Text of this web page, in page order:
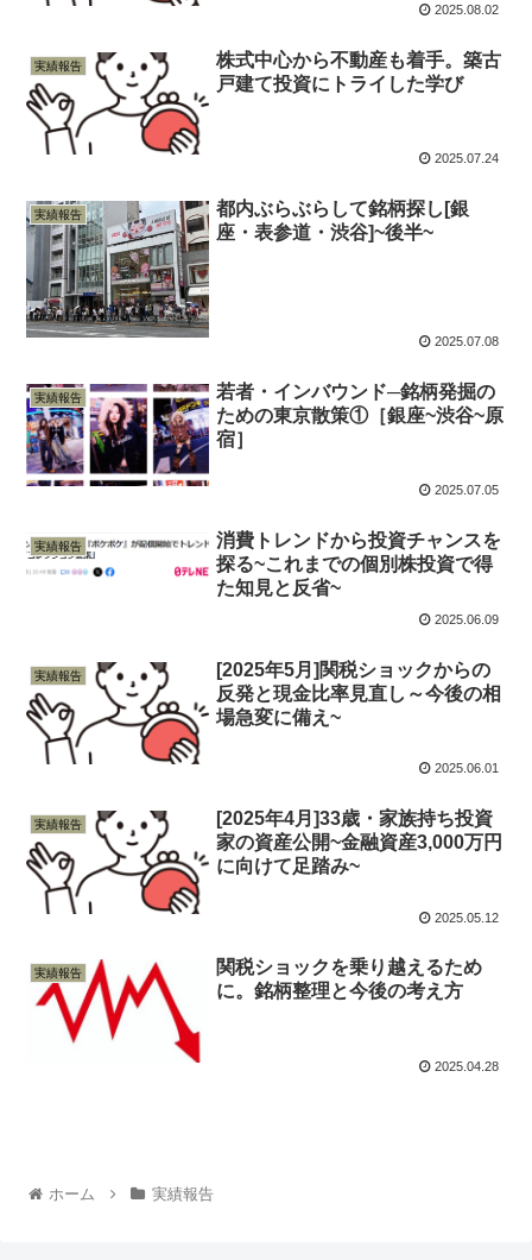
2025.08.02
実績報告
株式中心から不動産も着手。築古
戸建て投資にトライした学び
2025.07.24
実績報告
都内ぶらぶらして銘柄探し[銀
座・表参道・渋谷]~後半~
2025.07.08
実績報告
若者・インバウンド─銘柄発掘の
ための東京散策①［銀座~渋谷~原
宿］
2025.07.05
実績報告
消費トレンドから投資チャンスを
探る~これまでの個別株投資で得
た知見と反省~
2025.06.09
実績報告
[2025年5月]関税ショックからの
反発と現金比率見直し～今後の相
場急変に備え~
2025.06.01
実績報告
[2025年4月]33歳・家族持ち投資
家の資産公開~金融資産3,000万円
に向けて足踏み~
2025.05.12
実績報告
関税ショックを乗り越えるため
に。銘柄整理と今後の考え方
2025.04.28
ホーム 実績報告